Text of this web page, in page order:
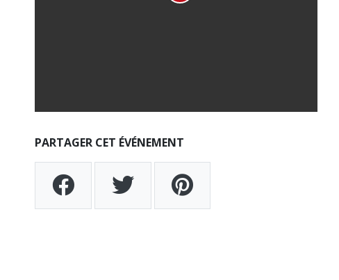
PARTAGER CET ÉVÉNEMENT